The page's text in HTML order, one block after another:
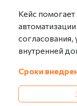
Кейс
внутренней
Сроки